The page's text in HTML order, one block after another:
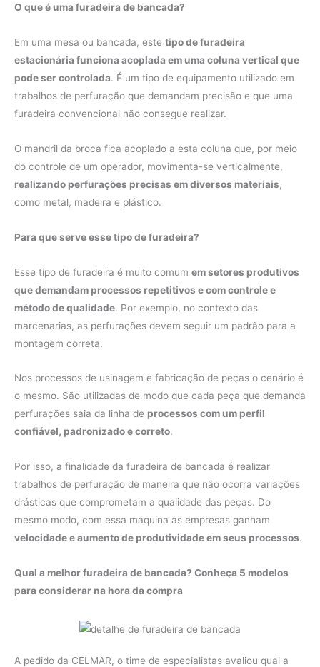
O que é uma furadeira de bancada?
Em uma mesa ou bancada, este tipo de furadeira
estacionária funciona acoplada em uma coluna vertical que
pode ser controlada. É um tipo de equipamento utilizado em
trabalhos de perfuração que demandam precisão e que uma
furadeira convencional não consegue realizar.
O mandril da broca fica acoplado a esta coluna que, por meio
do controle de um operador, movimenta-se verticalmente,
realizando perfurações precisas em diversos materiais,
como metal, madeira e plástico.
Para que serve esse tipo de furadeira?
Esse tipo de furadeira é muito comum em setores produtivos
que demandam processos repetitivos e com controle e
método de qualidade. Por exemplo, no contexto das
marcenarias, as perfurações devem seguir um padrão para a
montagem correta.
Nos processos de usinagem e fabricação de peças o cenário é
o mesmo. São utilizadas de modo que cada peça que demanda
perfurações saia da linha de processos com um perfil
confiável, padronizado e correto.
Por isso, a finalidade da furadeira de bancada é realizar
trabalhos de perfuração de maneira que não ocorra variações
drásticas que comprometam a qualidade das peças. Do
mesmo modo, com essa máquina as empresas ganham
velocidade e aumento de produtividade em seus processos.
Qual a melhor furadeira de bancada? Conheça 5 modelos
para considerar na hora da compra
A pedido da CELMAR, o time de especialistas avaliou qual a